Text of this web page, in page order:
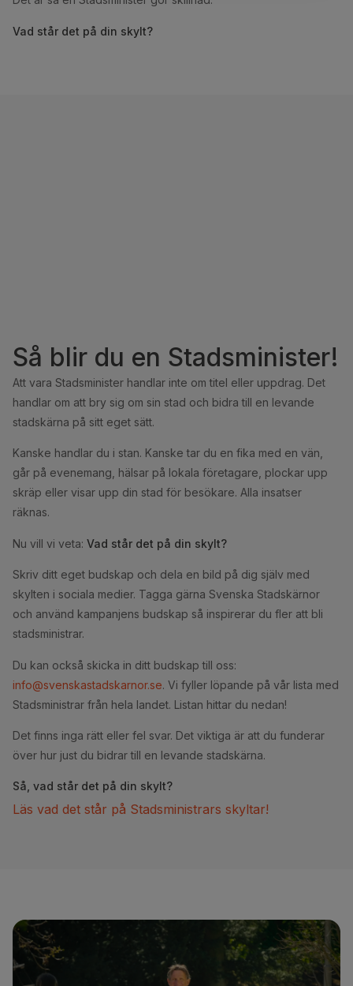
Vad står det på din skylt?
Så blir du en Stadsminister!
Att vara Stadsminister handlar inte om titel eller uppdrag. Det
handlar om att bry sig om sin stad och bidra till en levande
stadskärna på sitt eget sätt.
Kanske handlar du i stan. Kanske tar du en fika med en vän,
går på evenemang, hälsar på lokala företagare, plockar upp
skräp eller visar upp din stad för besökare. Alla insatser
räknas.
Nu vill vi veta: Vad står det på din skylt?
Skriv ditt eget budskap och dela en bild på dig själv med
skylten i sociala medier. Tagga gärna Svenska Stadskärnor
och använd kampanjens budskap så inspirerar du fler att bli
stadsministrar.
Du kan också skicka in ditt budskap till oss:
info@svenskastadskarnor.se. Vi fyller löpande på vår lista med
Stadsministrar från hela landet. Listan hittar du nedan!
Det finns inga rätt eller fel svar. Det viktiga är att du funderar
över hur just du bidrar till en levande stadskärna.
Så, vad står det på din skylt?
Läs vad det står på Stadsministrars skyltar!